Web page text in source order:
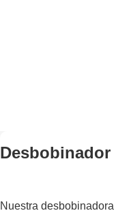
Desbobinador
Nuestra